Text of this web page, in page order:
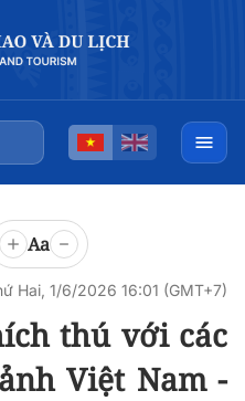
Aa
Hai, 1/6/2026 16:01 (GMT+7)
thú với các
Việt Nam -